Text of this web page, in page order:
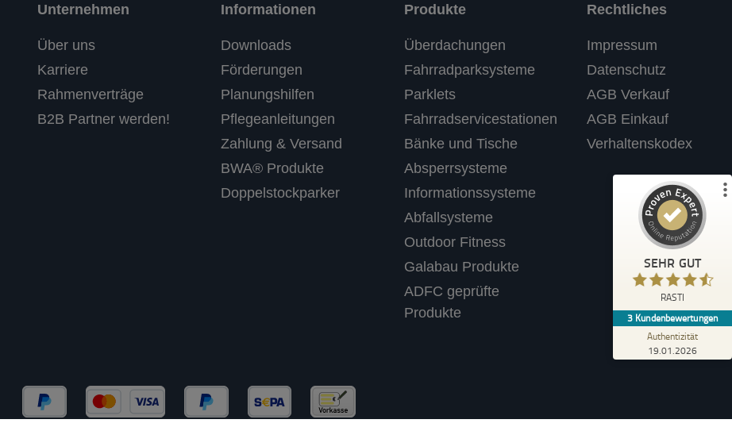
Unternehmen
Über uns
Karriere
Rahmenverträge
B2B Partner werden!
Informationen
Downloads
Förderungen
Planungshilfen
Pflegeanleitungen
Zahlung & Versand
BWA® Produkte
Doppelstockparker
Produkte
Überdachungen
Fahrradparksysteme
Parklets
Fahrradservicestationen
Bänke und Tische
Absperrsysteme
Informationssysteme
Abfallsysteme
Outdoor Fitness
Galabau Produkte
ADFC geprüfte
Produkte
Rechtliches
Impressum
Datenschutz
AGB Verkauf
AGB Einkauf
Verhaltenskodex
SEHR GUT
RASTI
3 Kundenbewertungen
Authentizität
19.01.2026
RASTI
100
%
Empfehlungen auf
ProvenExpert.com
Bewertungen auf ProvenExpert.com
Erfahren Sie mehr über dieses Bewertungssiegel
Anonym
Supermarkt einen Fahrradständer mit
Werbetafel gekauft.